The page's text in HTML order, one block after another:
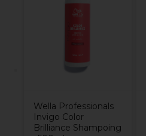
Wella Professionals
Invigo Color
Brilliance Shampoing